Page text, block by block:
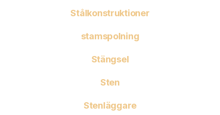
Stålkonstruktioner
stamspolning
Stängsel
Sten
Stenläggare